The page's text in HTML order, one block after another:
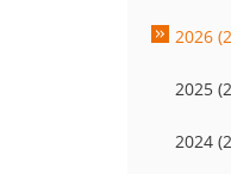
2026
2025
2024